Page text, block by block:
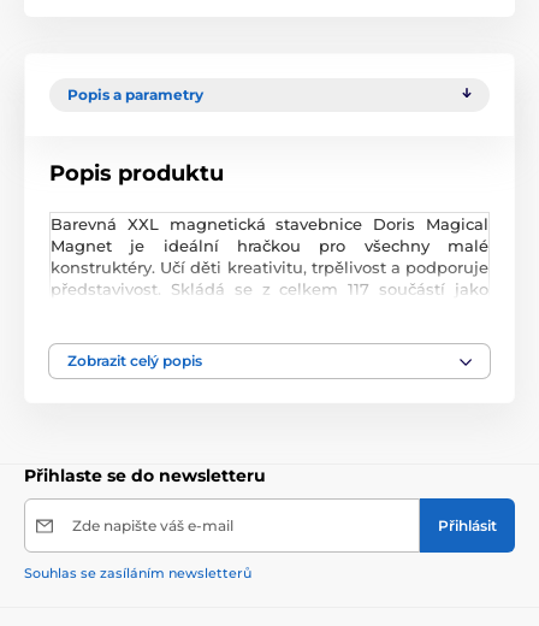
Popis a parametry
Popis produktu
Barevná XXL magnetická stavebnice Doris Magical
Magnet je ideální hračkou pro všechny malé
konstruktéry. Učí děti kreativitu, trpělivost a podporuje
představivost. Skládá se z celkem 117 součástí jako
také kolečka. Všechny součásti se velmi snadno
propojují a lze z nich vytvořit velké množství tvarů
Produkt je zařazen v kategoriích
Stavebnice PRO DĚTI OD 3 LET
Zobrazit celý popis
Přihlaste se do newsletteru
Zde napište váš e-mail Přihlásit
Souhlas se zasíláním newsletterů